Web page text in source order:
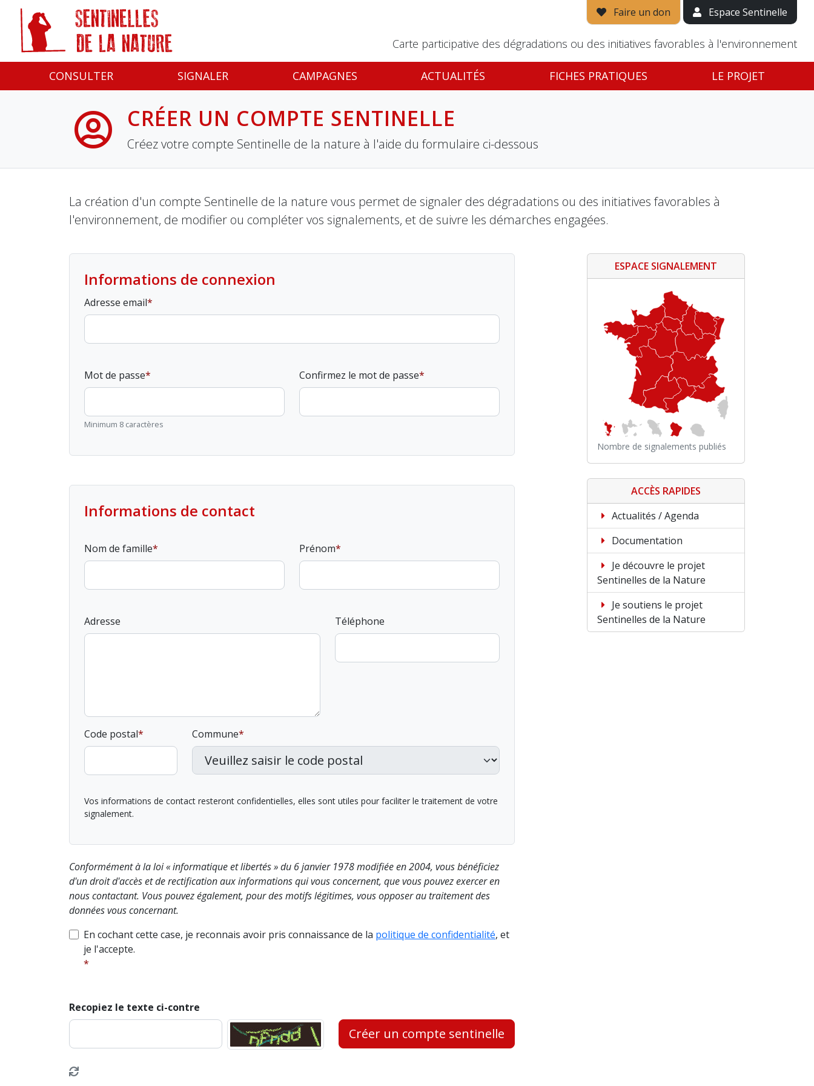
Faire un don Espace Sentinelle
Carte participative des dégradations ou des initiatives favorables à l'environnement
CONSULTER SIGNALER CAMPAGNES ACTUALITÉS FICHES PRATIQUES LE PROJET
CRÉER UN COMPTE SENTINELLE
Créez votre compte Sentinelle de la nature à l'aide du formulaire ci-dessous
La création d'un compte Sentinelle de la nature vous permet de signaler des dégradations ou des initiatives favorables à
l'environnement, de modifier ou compléter vos signalements, et de suivre les démarches engagées.
Informations de connexion
Adresse email
Mot de passe
Minimum 8 caractères
Confirmez le mot de passe
Informations de contact
Nom de famille Prénom
Adresse Téléphone
Code postal Commune
Vos informations de contact resteront confidentielles, elles sont utiles pour faciliter le traitement de votre
signalement.
Conformément à la loi « informatique et libertés » du 6 janvier 1978 modifiée en 2004, vous bénéficiez
d'un droit d'accès et de rectification aux informations qui vous concernent, que vous pouvez exercer en
nous contactant. Vous pouvez également, pour des motifs légitimes, vous opposer au traitement des
données vous concernant.
En cochant cette case, je reconnais avoir pris connaissance de la politique de confidentialité, et
je l'accepte.
Recopiez le texte ci-contre
Créer un compte sentinelle
ESPACE SIGNALEMENT
Nombre de signalements publiés
ACCÈS RAPIDES
Actualités / Agenda
Documentation
Je découvre le projet
Sentinelles de la Nature
Je soutiens le projet
Sentinelles de la Nature
Panneau de gestion des cookies